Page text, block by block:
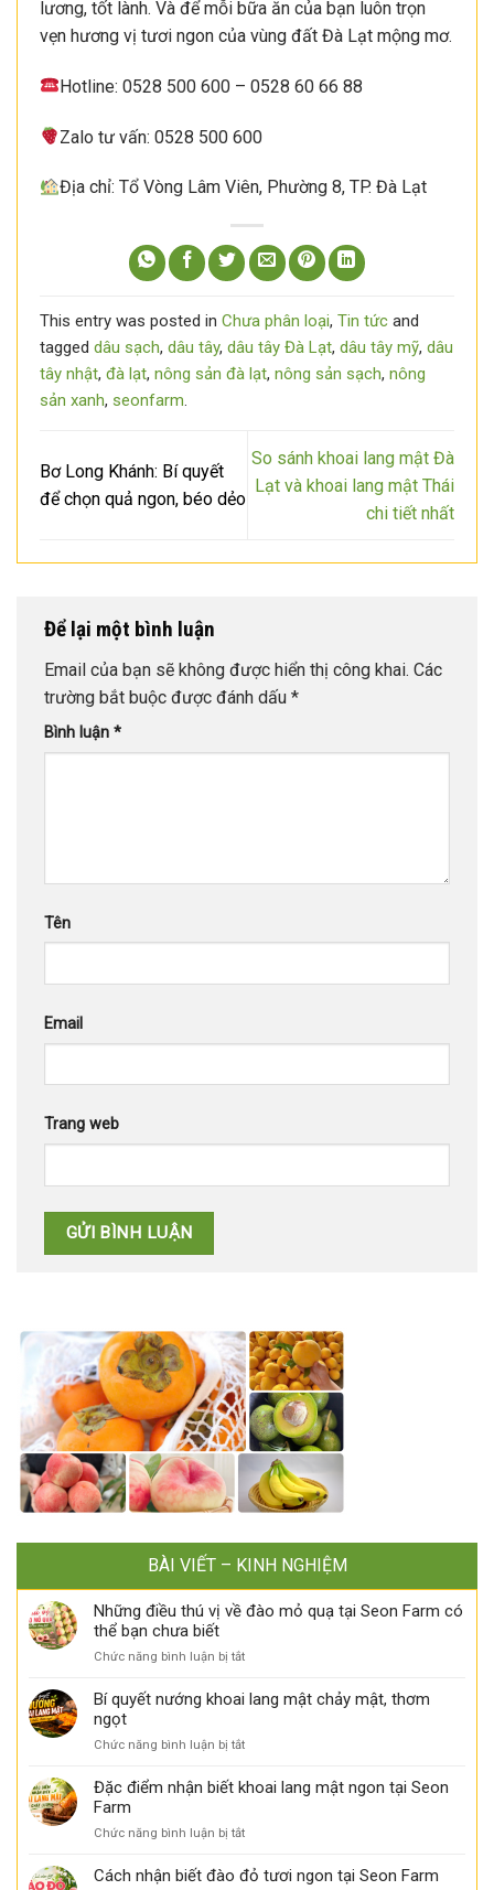
lương, tốt lành. Và để mỗi bữa ăn của bạn luôn trọn
vẹn hương vị tươi ngon của vùng đất Đà Lạt mộng mơ.
Hotline: 0528 500 600 – 0528 60 66 88
Zalo tư vấn: 0528 500 600
Địa chỉ: Tổ Vòng Lâm Viên, Phường 8, TP. Đà Lạt
This entry was posted in Chưa phân loại, Tin tức and
tagged dâu sạch, dâu tây, dâu tây Đà Lạt, dâu tây mỹ, dâu
tây nhật, đà lạt, nông sản đà lạt, nông sản sạch, nông
sản xanh, seonfarm.
Bơ Long Khánh: Bí quyết
để chọn quả ngon, béo dẻo
So sánh khoai lang mật Đà
Lạt và khoai lang mật Thái
chi tiết nhất
Để lại một bình luận
Email của bạn sẽ không được hiển thị công khai. Các
trường bắt buộc được đánh dấu *
Bình luận *
Tên
Email
Trang web
BÀI VIẾT – KINH NGHIỆM
Những điều thú vị về đào mỏ quạ tại Seon Farm có
thể bạn chưa biết
Chức năng bình luận bị tắtở
điều
về
mỏ
có
Bí quyết nướng khoai lang mật chảy mật, thơm
ngọt
Chức năng bình luận bị tắtở
quyết
lang
chảy
Đặc điểm nhận biết khoai lang mật ngon tại Seon
Farm
Chức năng bình luận bị tắtở
điểm
Cách nhận biết đào đỏ tươi ngon tại Seon Farm